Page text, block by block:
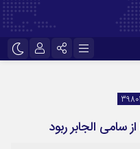
ایتا39801
سامی الجابر ربود